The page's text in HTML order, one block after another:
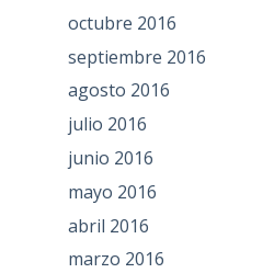
octubre 2016
septiembre 2016
agosto 2016
julio 2016
junio 2016
mayo 2016
abril 2016
marzo 2016